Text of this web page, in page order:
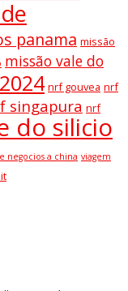
panama missão
missão vale do
nrf gouvea nrf
singapura nrf
do silicio
negocios a china viagem